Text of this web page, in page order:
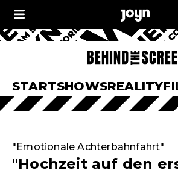
STARTSHOWSREALITY
"Emotionale Achterbahnfahrt"
"Hochzeit auf den